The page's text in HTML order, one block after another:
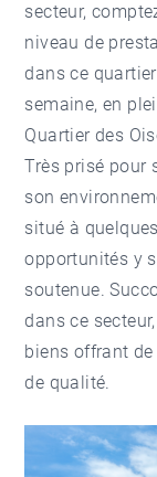
secteur,
niveau de
dans ce
semaine, en
Quartier des
Très prisé pour
son
situé à
opportunités y
soutenue.
dans ce
biens offrant
de qualité.